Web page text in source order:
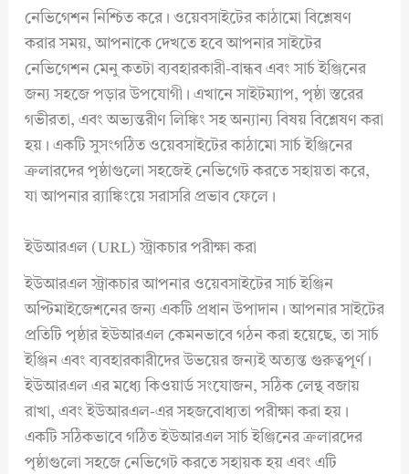
নেভিগেশন নিশ্চিত করে। ওয়েবসাইটের কাঠামো বিশ্লেষণ
করার সময়, আপনাকে দেখতে হবে আপনার সাইটের
নেভিগেশন মেনু কতটা ব্যবহারকারী-বান্ধব এবং সার্চ ইঞ্জিনের
জন্য সহজে পড়ার উপযোগী। এখানে সাইটম্যাপ, পৃষ্ঠা স্তরের
গভীরতা, এবং অভ্যন্তরীণ লিঙ্কিং সহ অন্যান্য বিষয় বিশ্লেষণ করা
হয়। একটি সুসংগঠিত ওয়েবসাইটের কাঠামো সার্চ ইঞ্জিনের
ক্রলারদের পৃষ্ঠাগুলো সহজেই নেভিগেট করতে সহায়তা করে,
যা আপনার র‍্যাঙ্কিংয়ে সরাসরি প্রভাব ফেলে।
ইউআরএল (URL) স্ট্রাকচার পরীক্ষা করা
ইউআরএল স্ট্রাকচার আপনার ওয়েবসাইটের সার্চ ইঞ্জিন
অপ্টিমাইজেশনের জন্য একটি প্রধান উপাদান। আপনার সাইটের
প্রতিটি পৃষ্ঠার ইউআরএল কেমনভাবে গঠন করা হয়েছে, তা সার্চ
ইঞ্জিন এবং ব্যবহারকারীদের উভয়ের জন্যই অত্যন্ত গুরুত্বপূর্ণ।
ইউআরএল এর মধ্যে কিওয়ার্ড সংযোজন, সঠিক লেন্থ বজায়
রাখা, এবং ইউআরএল-এর সহজবোধ্যতা পরীক্ষা করা হয়।
একটি সঠিকভাবে গঠিত ইউআরএল সার্চ ইঞ্জিনের ক্রলারদের
পৃষ্ঠাগুলো সহজে নেভিগেট করতে সহায়ক হয় এবং এটি